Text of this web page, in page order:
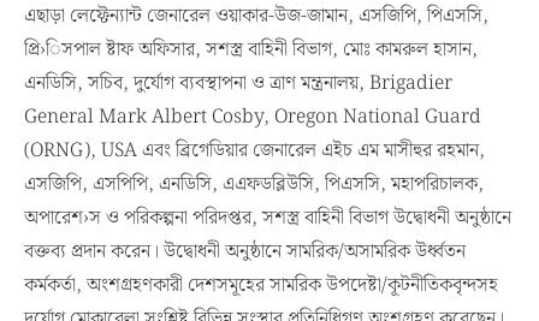
এছাড়া লেফ্টেন্যান্ট জেনারেল ওয়াকার-উজ-জামান, এসজিপি, পিএসসি,
প্রি›িসপাল ষ্টাফ অফিসার, সশস্ত্র বাহিনী বিভাগ, মোঃ কামরুল হাসান,
এনডিসি, সচিব, দুর্যোগ ব্যবস্থাপনা ও ত্রাণ মন্ত্রনালয়, Brigadier
General Mark Albert Cosby, Oregon National Guard
(ORNG), USA এবং ব্রিগেডিয়ার জেনারেল এইচ এম মাসীহুর রহমান,
এসজিপি, এসপিপি, এনডিসি, এএফডব্লিউসি, পিএসসি, মহাপরিচালক,
অপারেশ›স ও পরিকল্পনা পরিদপ্তর, সশস্ত্র বাহিনী বিভাগ উদ্বোধনী অনুষ্ঠানে
বক্তব্য প্রদান করেন। উদ্বোধনী অনুষ্ঠানে সামরিক/অসামরিক উর্ধ্বতন
কর্মকর্তা, অংশগ্রহণকারী দেশসমূহের সামরিক উপদেষ্টা/কূটনীতিকবৃন্দসহ